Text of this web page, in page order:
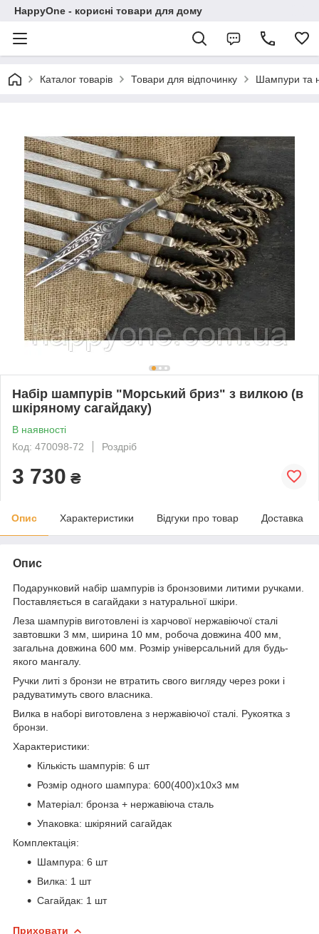
HappyOne - корисні товари для дому
Каталог товарів Товари для відпочинку Шампури та
Набір шампурів "Морський бриз" з вилкою (в
шкіряному сагайдаку)
В наявності
Код: 470098-72
Роздріб
3 730 ₴
Опис Характеристики Відгуки про товар Доставка
Опис
Подарунковий набір шампурів із бронзовими литими ручками.
Поставляється в сагайдаки з натуральної шкіри.
Леза шампурів виготовлені із харчової нержавіючої сталі
завтовшки 3 мм, ширина 10 мм, робоча довжина 400 мм,
загальна довжина 600 мм. Розмір універсальний для будь-
якого мангалу.
Ручки литі з бронзи не втратить свого вигляду через роки і
радуватимуть свого власника.
Вилка в наборі виготовлена ​​з нержавіючої сталі. Рукоятка з
бронзи.
Характеристики:
Кількість шампурів: 6 шт
Розмір одного шампура: 600(400)х10х3 мм
Матеріал: бронза + нержавіюча сталь
Упаковка: шкіряний сагайдак
Комплектація:
Шампура: 6 шт
Вилка: 1 шт
Сагайдак: 1 шт
Приховати